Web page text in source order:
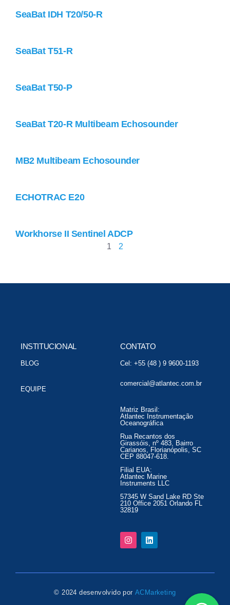
SeaBat IDH T20/50-R
SeaBat T51-R
SeaBat T50-P
SeaBat T20-R Multibeam Echosounder
MB2 Multibeam Echosounder
ECHOTRAC E20
Workhorse II Sentinel ADCP
1 2
INSTITUCIONAL
BLOG
EQUIPE
CONTATO
Cel: +55 (48 ) 9 9600-1193
comercial@atlantec.com.br
Matriz Brasil:
Atlantec Instrumentação
Oceanográfica
Rua Recantos dos
Girassóis, nº 483, Bairro
Carianos, Florianópolis, SC
CEP 88047-618.
Filial EUA:
Atlantec Marine
Instruments LLC
57345 W Sand Lake RD Ste
210 Office 2051 Orlando FL
32819
© 2024 desenvolvido porACMarketing